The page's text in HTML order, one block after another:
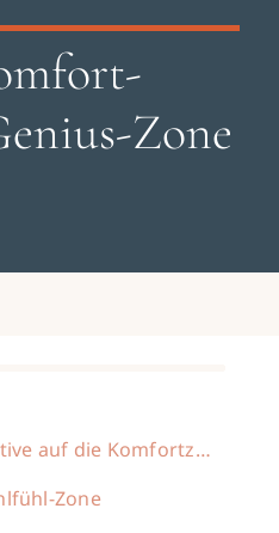
Zone
auf die Komfortzone
Zone